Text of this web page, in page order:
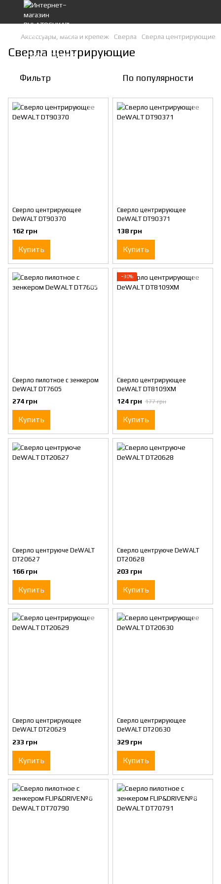
Аксессуары, масла и крепеж Сверла Сверла центрирующие
Сверла центрирующие
Фильтр По популярности
Cверло центрирующее
DeWALT DT90370
162 грн
Купить
Cверло центрирующее
DeWALT DT90371
138 грн
Купить
Сверло пилотное с зенкером
DeWALT DT7605
274 грн
Купить
−30%
Cверло центрирующее
DeWALT DT8109XM
124 грн 177 грн
Купить
Cверло центруюче DeWALT
DT20627
166 грн
Купить
Cверло центруюче DeWALT
DT20628
203 грн
Купить
Cверло центрирующее
DeWALT DT20629
233 грн
Купить
Cверло центрирующее
DeWALT DT20630
329 грн
Купить